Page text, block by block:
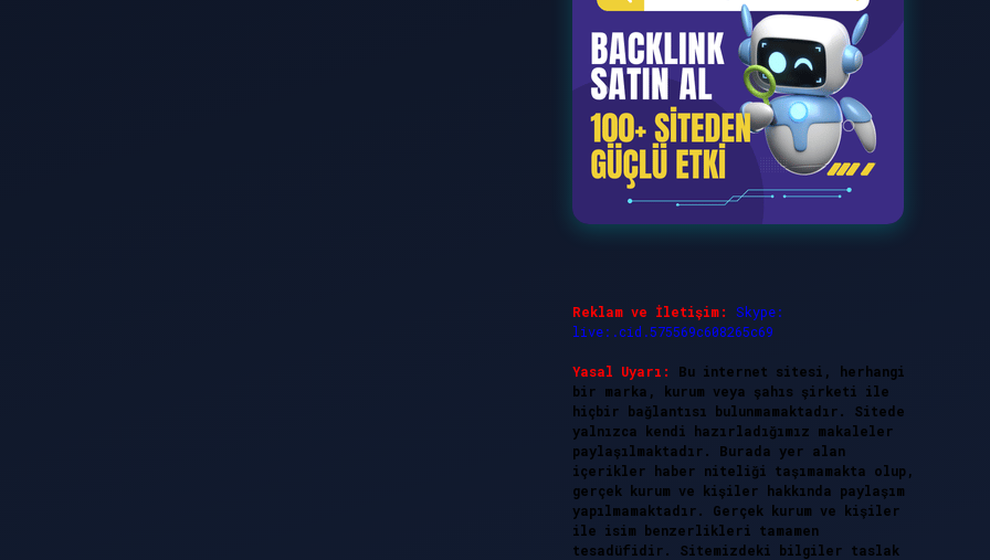
Reklam ve İletişim:
Skype:
live:.cid.575569c608265c69
Yasal Uyarı:
Bu internet sitesi, herhangi
bir marka, kurum veya şahıs şirketi ile
hiçbir bağlantısı bulunmamaktadır. Sitede
yalnızca kendi hazırladığımız makaleler
paylaşılmaktadır. Burada yer alan
içerikler haber niteliği taşımamakta olup,
gerçek kurum ve kişiler hakkında paylaşım
yapılmamaktadır. Gerçek kurum ve kişiler
ile isim benzerlikleri tamamen
tesadüfidir. Sitemizdeki bilgiler taslak